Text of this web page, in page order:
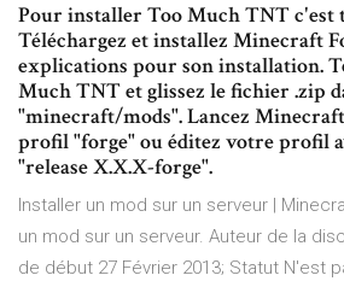
Pour installer Too Much TNT c'est
Téléchargez et installez Minecraft
explications pour son installation.
Much TNT et glissez le fichier .zip
"minecraft/mods". Lancez
profil "forge" ou éditez votre profil
"release X.X.X-forge".
Installer un mod sur un serveur |
un mod sur un serveur. Auteur de la
de début 27 Février 2013; Statut N'est